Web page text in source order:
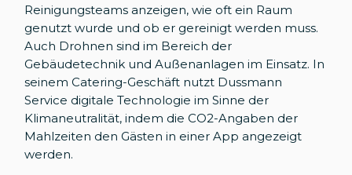
Reinigungsteams anzeigen, wie oft ein Raum
genutzt wurde und ob er gereinigt werden muss.
Auch Drohnen sind im Bereich der
Gebäudetechnik und Außenanlagen im Einsatz. In
seinem Catering-Geschäft nutzt Dussmann
Service digitale Technologie im Sinne der
Klimaneutralität, indem die CO2-Angaben der
Mahlzeiten den Gästen in einer App angezeigt
werden.